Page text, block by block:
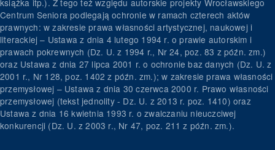
Centrum Seniora podlegają ochronie w ramach czterech aktów
prawnych: w zakresie prawa własności artystycznej, naukowej i
literackiej – Ustawa z dnia 4 lutego 1994 r. o prawie autorskim i
prawach pokrewnych (Dz. U. z 1994 r., Nr 24, poz. 83 z późn. zm.)
oraz Ustawa z dnia 27 lipca 2001 r. o ochronie baz danych (Dz. U. z
2001 r., Nr 128, poz. 1402 z późn. zm.); w zakresie prawa własności
przemysłowej – Ustawa z dnia 30 czerwca 2000 r. Prawo własności
przemysłowej (tekst jednolity - Dz. U. z 2013 r. poz. 1410) oraz
Ustawa z dnia 16 kwietnia 1993 r. o zwalczaniu nieuczciwej
konkurencji (Dz. U. z 2003 r., Nr 47, poz. 211 z późn. zm.).